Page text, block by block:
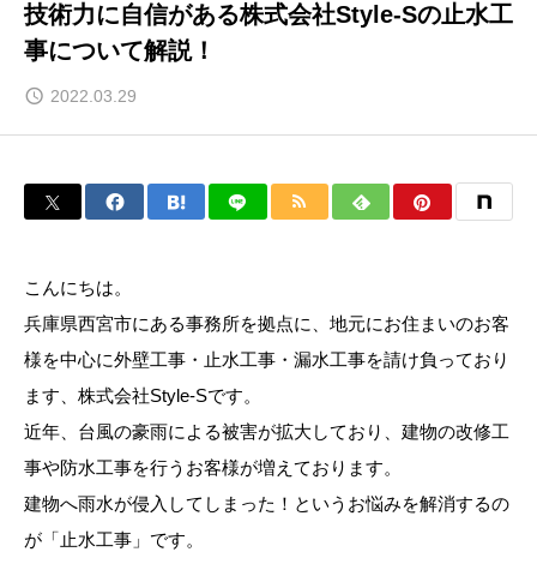
技術力に自信がある株式会社Style-Sの止水工
事について解説！
2022.03.29
こんにちは。
兵庫県西宮市にある事務所を拠点に、地元にお住まいのお客
様を中心に外壁工事・止水工事・漏水工事を請け負っており
ます、株式会社Style-Sです。
近年、台風の豪雨による被害が拡大しており、建物の改修工
事や防水工事を行うお客様が増えております。
建物へ雨水が侵入してしまった！というお悩みを解消するの
が「止水工事」です。